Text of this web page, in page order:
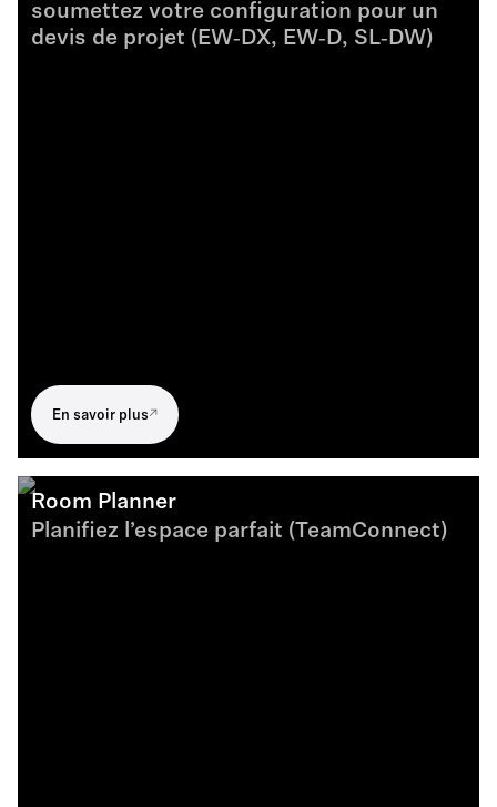
soumettez votre configuration pour un
devis de projet (EW‑DX, EW‑D, SL‑DW)
En savoir plus
Room Planner
Planifiez l’espace parfait (TeamConnect)